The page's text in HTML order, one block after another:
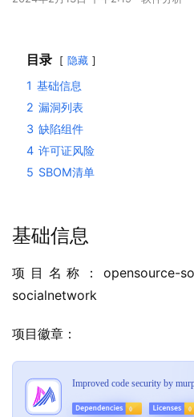
目录 隐藏
1 基础信息
2 漏洞列表
3 缺陷组件
4 许可证风险
5 SBOM清单
基础信息
项目名称：opensource-
socialnetwork
项目徽章：